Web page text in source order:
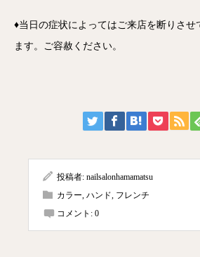
♦当日の症状によってはご来店を断りさせ
ます。ご容赦ください。
投稿者: nailsalonhamamatsu
カラー, ハンド, フレンチ
コメント: 0